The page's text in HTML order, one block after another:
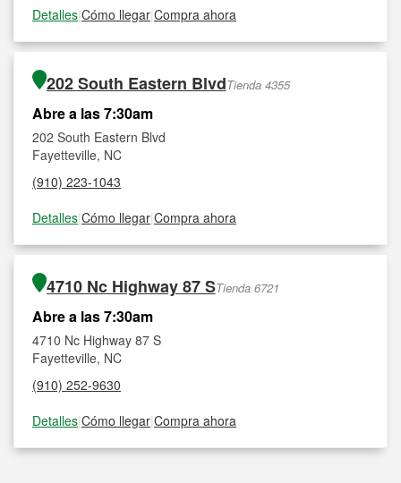
Detalles|Cómo llegar|Compra ahora
202 South Eastern BlvdTienda 4355
Abre a las 7:30am
202 South Eastern Blvd
Fayetteville, NC
(910) 223-1043
Detalles|Cómo llegar|Compra ahora
4710 Nc Highway 87 STienda 6721
Abre a las 7:30am
4710 Nc Highway 87 S
Fayetteville, NC
(910) 252-9630
Detalles|Cómo llegar|Compra ahora